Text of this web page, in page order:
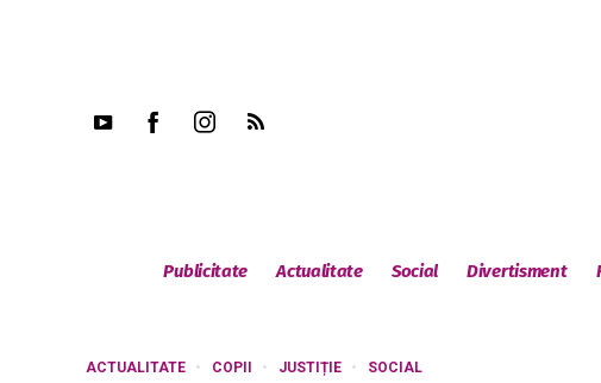
Publicitate Actualitate Social Divertisment
ACTUALITATE COPII JUSTIȚIE SOCIAL